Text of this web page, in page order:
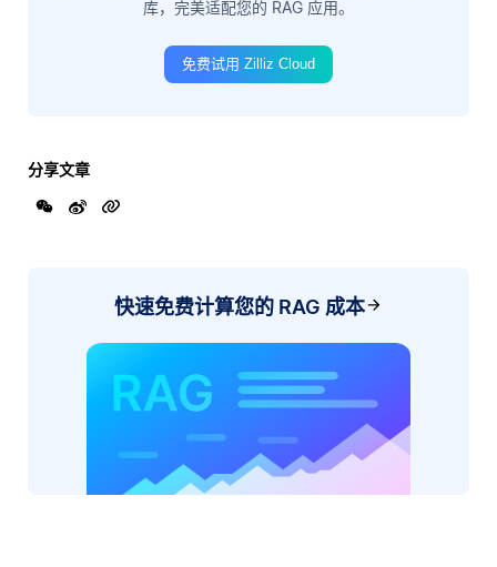
库，完美适配您的 RAG 应用。
免费试用 Zilliz Cloud
分享文章
快速免费计算您的 RAG 成本